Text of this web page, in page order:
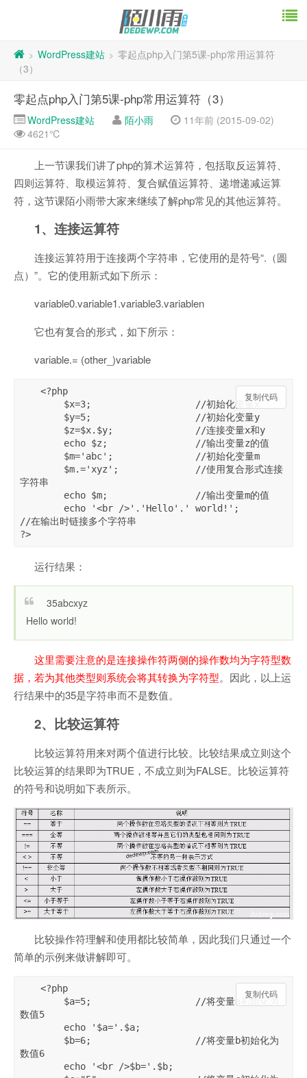
> WordPress建站 > 零起点php入门第5课-php常用运算符
（3）
零起点php入门第5课-php常用运算符（3）
WordPress建站 陌小雨
11年前 (2015-09-02)
4621℃
上一节课我们讲了php的算术运算符，包括取反运算符、
四则运算符、取模运算符、复合赋值运算符、递增递减运算
符，这节课陌小雨带大家来继续了解php常见的其他运算符。
1、连接运算符
连接运算符用于连接两个字符串，它使用的是符号“.（圆
点）”。它的使用新式如下所示：
variable0.variable1.variable3.variablen
它也有复合的形式，如下所示：
variable.= (other_)variable
复制代码
<?php
字符串
//在输出时链接多个字符串
?>
运行结果：
35abcxyz
Hello world!
这里需要注意的是连接操作符两侧的操作数均为字符型数
据，若为其他类型则系统会将其转换为字符型。因此，以上运
行结果中的35是字符串而不是数值。
2、比较运算符
比较运算符用来对两个值进行比较。比较结果成立则这个
比较运算的结果即为TRUE，不成立则为FALSE。比较运算符
的符号和说明如下表所示。
比较操作符理解和使用都比较简单，因此我们只通过一个
简单的示例来做讲解即可。
复制代码
<?php
数值5
数值6